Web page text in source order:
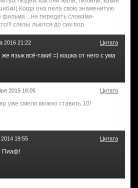
Когда она пела свою знаменитую
фильма ...не передать словами-
слезы льются до сих пор.
2016 21:22 Цитата
язык всё-таки! =) кошка от него с ума
2015 16:05 Цитата
уже смело можно ставить 10!
2014 19:55 Цитата
Пиаф!